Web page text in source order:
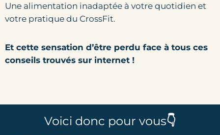
Une alimentation inadaptée à votre quotidien et
votre pratique du CrossFit.
Et cette sensation d’être perdu face à tous ces
conseils trouvés sur internet !
Voici donc pour vous👇